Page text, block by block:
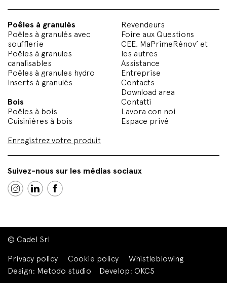
Poêles à granulés
Poêles à granulés avec
soufflerie
Poêles à granules
canalisables
Poêles à granules hydro
Inserts à granulés
Bois
Poêles à bois
Cuisinières à bois
Enregistrez votre produit
Revendeurs
Foire aux Questions
CEE, MaPrimeRénov’ et
les autres
Assistance
Entreprise
Contacts
Download area
Contatti
Lavora con noi
Espace privé
Suivez-nous sur les médias sociaux
© Cadel Srl
Privacy policy
Cookie policy
Whistleblowing
Design: Metodo studio Develop: OKCS